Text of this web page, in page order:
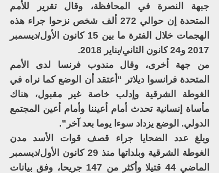
جبهة النصرة في المحافظة، وقال تقرير للأمم
المتحدة إن حوالي 272 ألف شخص نزحوا جراء هذه
الهجمات خلال الفترة ما بين 15 كانون الأول/ديسمبر
2017 و24 كانون الثاني/يناير 2018.
من جهة أخرى، وقال مندوب فرنسا لدى الأمم
المتحدة فرانسوا ديلاتر “أعتقد أن الوضع كما نراه في
الغوطة الشرقية وإدلب خاصة غير مقبول، هناك
مأساة إنسانية تحدث أمام أعيننا وأمام أعين المجتمع
الدولي. الوضع يزداد سوءا يوما بعد آخر”.
وبلغ عدد الضحايا جراء قصف قوات الأسد مدن
الغوطة الشرقية وبلداتها منذ 29 كانون الأول/ديسمبر
الماضي 44 قتيلا وأكثر من 147 جريحا، وفق بيانات